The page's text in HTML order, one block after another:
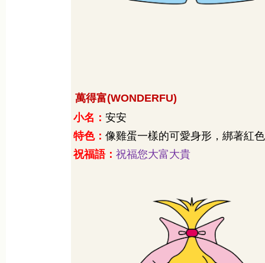
萬得富(WONDERFU)
小名： 安安
特色： 像雞蛋一樣的可愛身形，綁著紅
祝福語： 祝福您大富大貴